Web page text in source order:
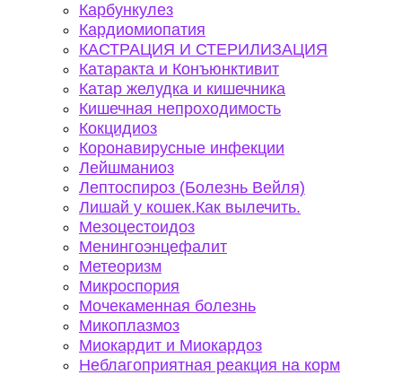
Карбункулез
Кардиомиопатия
КАСТРАЦИЯ И СТЕРИЛИЗАЦИЯ
Катаракта и Конъюнктивит
Катар желудка и кишечника
Кишечная непроходимость
Кокцидиоз
Коронавирусные инфекции
Лейшманиоз
Лептоспироз (Болезнь Вейля)
Лишай у кошек.Как вылечить.
Мезоцестоидоз
Менингоэнцефалит
Метеоризм
Микроспория
Мочекаменная болезнь
Микоплазмоз
Миокардит и Миокардоз
Неблагоприятная реакция на корм